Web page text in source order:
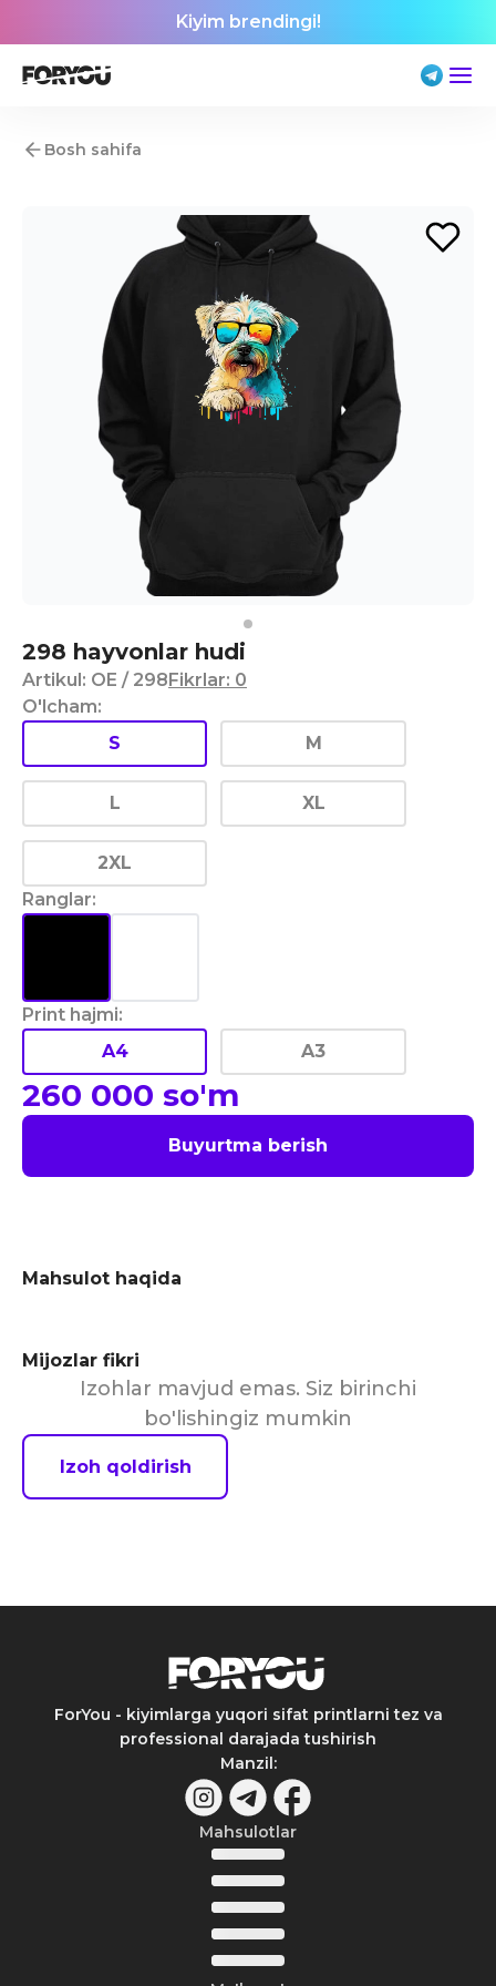
Kiyim brendingi!
Bosh sahifa
298 hayvonlar hudi
Artikul: OE / 298Fikrlar: 0
O'lcham:
S
M
L XL
2XL
Ranglar:
Print hajmi:
A4
A3
260 000 so'm
Buyurtma berish
Mahsulot haqida
Mijozlar fikri
Izohlar mavjud emas. Siz birinchi
bo'lishingiz mumkin
Izoh qoldirish
ForYou - kiyimlarga yuqori sifat printlarni tez va
professional darajada tushirish
Manzil:
Mahsulotlar